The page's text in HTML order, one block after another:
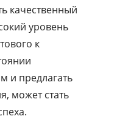
качественный
уровень
к
и предлагать
может стать